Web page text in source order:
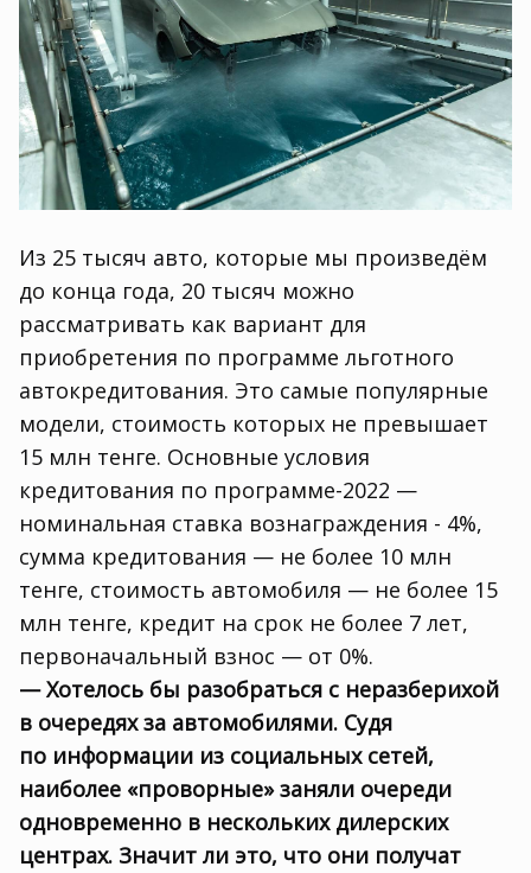
Из 25 тысяч авто, которые мы произведём
до конца года, 20 тысяч можно
рассматривать как вариант для
приобретения по программе льготного
автокредитования. Это самые популярные
модели, стоимость которых не превышает
15 млн тенге. Основные условия
кредитования по программе-2022 —
номинальная ставка вознаграждения - 4%,
сумма кредитования — не более 10 млн
тенге, стоимость автомобиля — не более 15
млн тенге, кредит на срок не более 7 лет,
первоначальный взнос — от 0%.
— Хотелось бы разобраться с неразберихой
в очередях за автомобилями. Судя
по информации из социальных сетей,
наиболее «проворные» заняли очереди
одновременно в нескольких дилерских
центрах. Значит ли это, что они получат